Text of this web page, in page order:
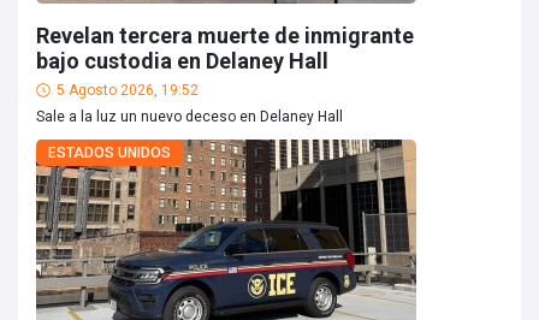
Revelan tercera muerte de inmigrante
bajo custodia en Delaney Hall
5 Agosto 2026, 19:52
Sale a la luz un nuevo deceso en Delaney Hall
ESTADOS UNIDOS